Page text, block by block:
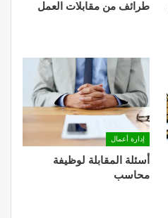
طرائف من مقابلات العمل
إدارة أعمال
أسئلة المقابلة لوظيفة
محاسب